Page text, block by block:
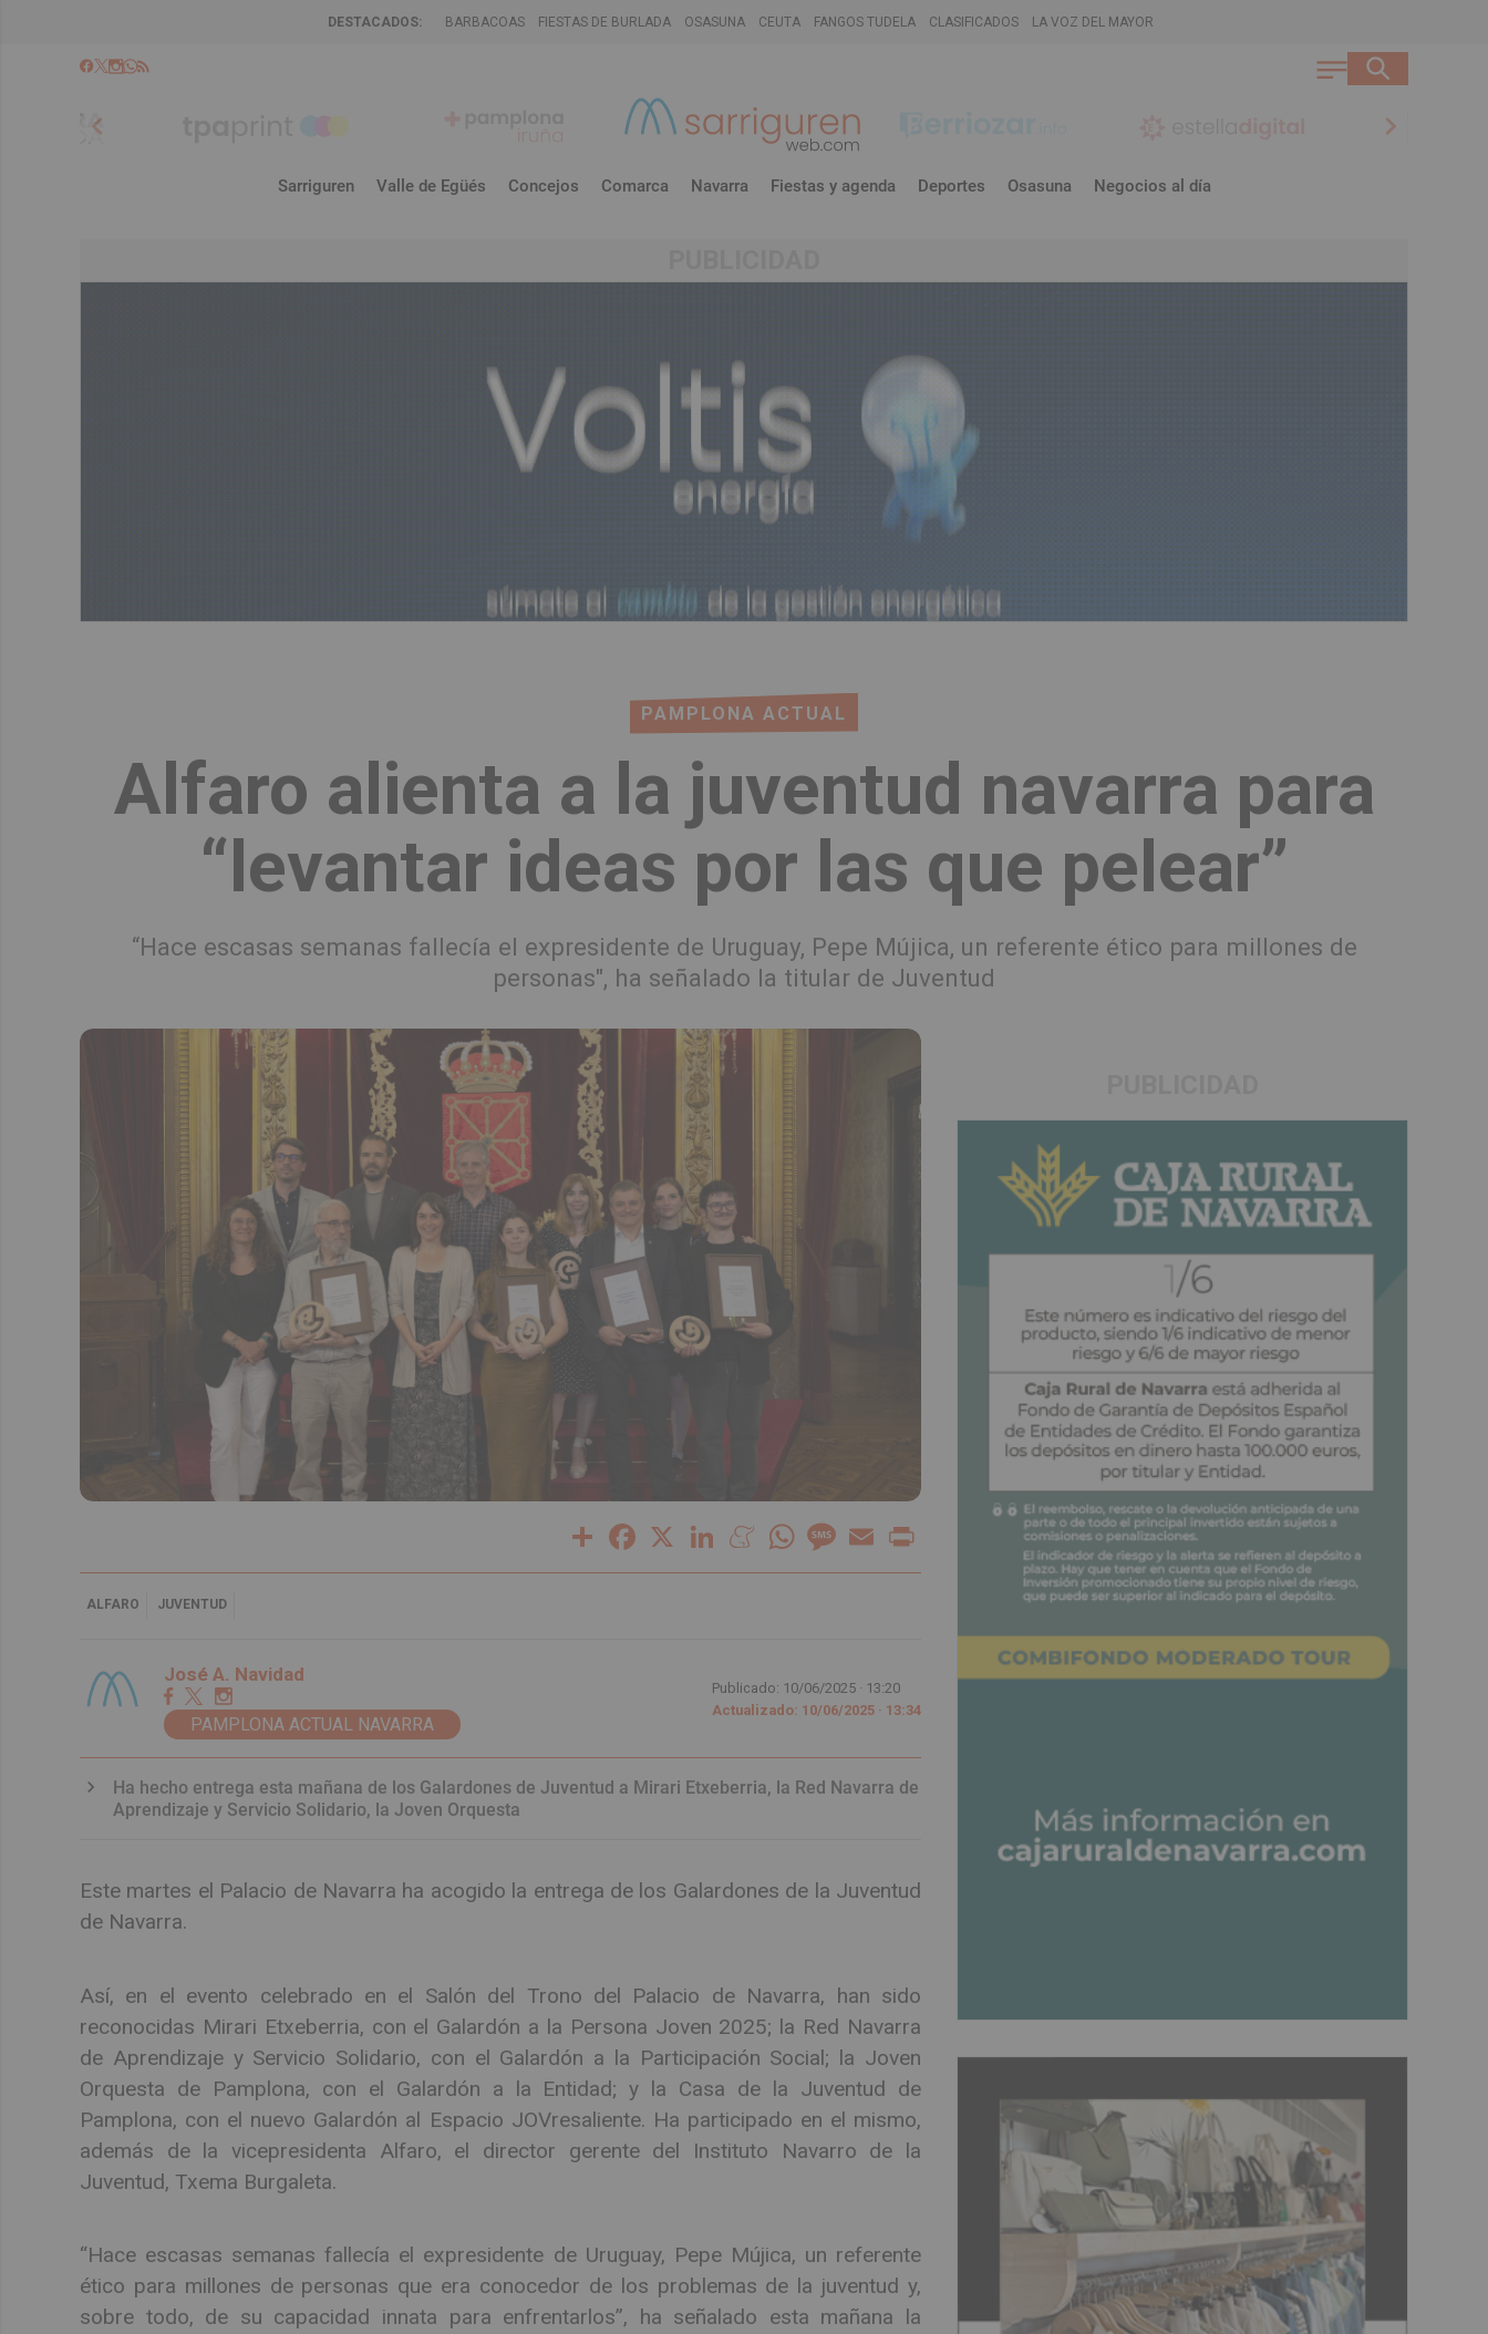
DESTACADOS: BARBACOAS FIESTAS DE BURLADA OSASUNA CEUTA FANGOS TUDELA CLASIFICADOS LA VOZ DEL MAYOR
chevron_left chevron_right
Sarriguren Valle de Egüés Concejos Comarca Navarra Fiestas y agenda Deportes Osasuna Negocios al día
PAMPLONA ACTUAL
Alfaro alienta a la juventud navarra para
“levantar ideas por las que pelear”
“Hace escasas semanas fallecía el expresidente de Uruguay, Pepe Mújica, un referente ético para millones de
personas", ha señalado la titular de Juventud
Share Facebook LinkedInMeneameWhatsAppMessage
Email
ALFARO JUVENTUD
José A. Navidad
PAMPLONA ACTUAL NAVARRA
Publicado: 10/06/2025 · 13:20
Actualizado: 10/06/2025 · 13:34
Ha hecho entrega esta mañana de los Galardones de Juventud a Mirari Etxeberria, la Red Navarra de
Aprendizaje y Servicio Solidario, la Joven Orquesta
Este martes el Palacio de Navarra ha acogido la entrega de los Galardones de la Juventud
de Navarra.
Así, en el evento celebrado en el Salón del Trono del Palacio de Navarra, han sido
reconocidas Mirari Etxeberria, con el Galardón a la Persona Joven 2025; la Red Navarra
de Aprendizaje y Servicio Solidario, con el Galardón a la Participación Social; la Joven
Orquesta de Pamplona, con el Galardón a la Entidad; y la Casa de la Juventud de
Pamplona, con el nuevo Galardón al Espacio JOVresaliente. Ha participado en el mismo,
además de la vicepresidenta Alfaro, el director gerente del Instituto Navarro de la
Juventud, Txema Burgaleta.
“Hace escasas semanas fallecía el expresidente de Uruguay, Pepe Mújica, un referente
ético para millones de personas que era conocedor de los problemas de la juventud y,
sobre todo, de su capacidad innata para enfrentarlos”, ha señalado esta mañana la